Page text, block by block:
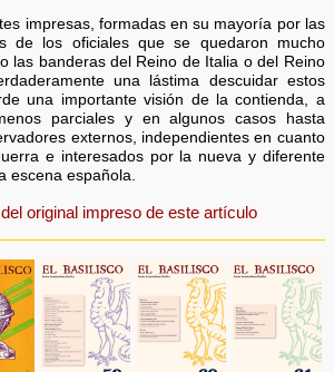
impresas, formadas en su mayoría por las
de los oficiales que se quedaron mucho
las banderas del Reino de Italia o del Reino
una lástima descuidar estos
una importante visión de la contienda, a
parciales y en algunos casos hasta
externos, independientes en cuanto
e interesados por la nueva y diferente
escena española.
original impreso de este artículo